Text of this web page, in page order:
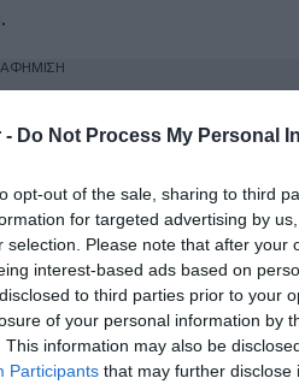
- Do Not Process My Personal
opt-out of the sale, sharing to third
for targeted advertising by
selection. Please note that after your
interest-based ads based on
to third parties prior to your
of your personal information by
This information may also be
Participants that may further disclose